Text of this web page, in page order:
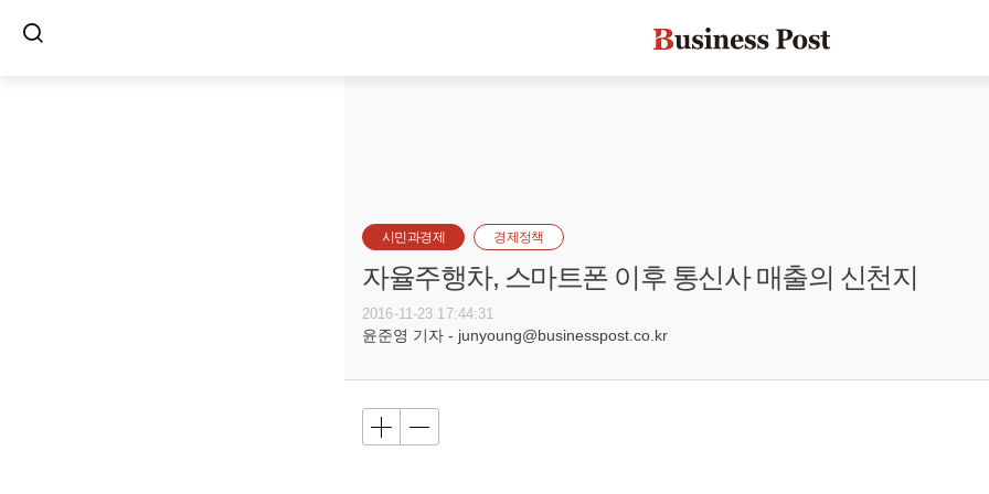
시민과경제 경제정책
자율주행차, 스마트폰 이후 통신사 매출의 신천지
2016-11-23 17:44:31
윤준영 기자 - junyoung@businesspost.co.kr